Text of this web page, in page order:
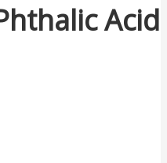
Acid